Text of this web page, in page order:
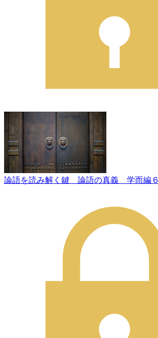
論語を読み解く鍵 論語の真義 学而編６